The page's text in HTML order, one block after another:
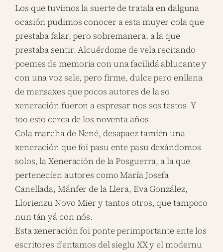
Los que tuvimos la suerte de tratala en dalguna
ocasión pudimos conocer a esta muyer cola que
prestaba falar, pero sobremanera, a la que
prestaba sentir. Alcuérdome de vela recitando
poemes de memoria con una facilidá ablucante y
con una voz sele, pero firme, dulce pero enllena
de mensaxes que pocos autores de la so
xeneración fueron a espresar nos sos testos.Y
too esto cerca de los noventa años.
Cola marcha de Nené, desapaez tamién una
xeneración que foi pasu ente pasu dexándomos
solos, la Xeneración de la Posguerra, a la que
pertenecíen autores como María Josefa
Canellada, Mánfer de la Llera, Eva González,
Llorienzu Novo Mier y tantos otros, que tampoco
nun tán yá con nós.
Esta xeneración foi ponte perimportante ente los
escritores d’entamos del sieglu XX y el modernu